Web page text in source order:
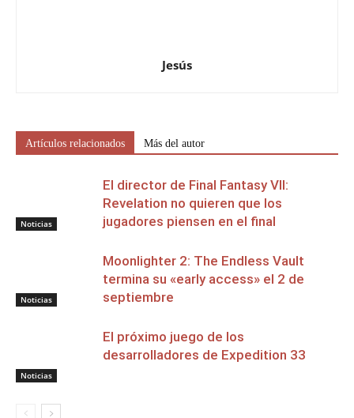
Jesús
Artículos relacionados Más del autor
Noticias
El director de Final Fantasy VII:
Revelation no quieren que los
jugadores piensen en el final
Noticias
Moonlighter 2: The Endless Vault
termina su «early access» el 2 de
septiembre
Noticias
El próximo juego de los
desarrolladores de Expedition 33